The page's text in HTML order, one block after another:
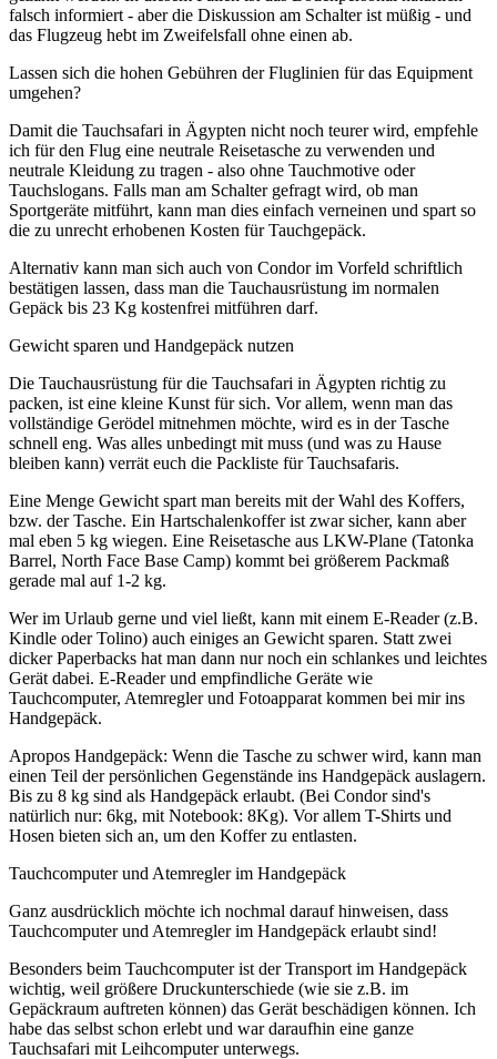
falsch informiert - aber die Diskussion am Schalter ist müßig - und
das Flugzeug hebt im Zweifelsfall ohne einen ab.
Lassen sich die hohen Gebühren der Fluglinien für das Equipment
umgehen?
Damit die Tauchsafari in Ägypten nicht noch teurer wird, empfehle
ich für den Flug eine neutrale Reisetasche zu verwenden und
neutrale Kleidung zu tragen - also ohne Tauchmotive oder
Tauchslogans. Falls man am Schalter gefragt wird, ob man
Sportgeräte mitführt, kann man dies einfach verneinen und spart so
die zu unrecht erhobenen Kosten für Tauchgepäck.
Alternativ kann man sich auch von Condor im Vorfeld schriftlich
bestätigen lassen, dass man die Tauchausrüstung im normalen
Gepäck bis 23 Kg kostenfrei mitführen darf.
Gewicht sparen und Handgepäck nutzen
Die Tauchausrüstung für die Tauchsafari in Ägypten richtig zu
packen, ist eine kleine Kunst für sich. Vor allem, wenn man das
vollständige Gerödel mitnehmen möchte, wird es in der Tasche
schnell eng. Was alles unbedingt mit muss (und was zu Hause
bleiben kann) verrät euch die Packliste für Tauchsafaris.
Eine Menge Gewicht spart man bereits mit der Wahl des Koffers,
bzw. der Tasche. Ein Hartschalenkoffer ist zwar sicher, kann aber
mal eben 5 kg wiegen. Eine Reisetasche aus LKW-Plane (Tatonka
Barrel, North Face Base Camp) kommt bei größerem Packmaß
gerade mal auf 1-2 kg.
Wer im Urlaub gerne und viel ließt, kann mit einem E-Reader (z.B.
Kindle oder Tolino) auch einiges an Gewicht sparen. Statt zwei
dicker Paperbacks hat man dann nur noch ein schlankes und leichtes
Gerät dabei. E-Reader und empfindliche Geräte wie
Tauchcomputer, Atemregler und Fotoapparat kommen bei mir ins
Handgepäck.
Apropos Handgepäck: Wenn die Tasche zu schwer wird, kann man
einen Teil der persönlichen Gegenstände ins Handgepäck auslagern.
Bis zu 8 kg sind als Handgepäck erlaubt. (Bei Condor sind's
natürlich nur: 6kg, mit Notebook: 8Kg). Vor allem T-Shirts und
Hosen bieten sich an, um den Koffer zu entlasten.
Tauchcomputer und Atemregler im Handgepäck
Ganz ausdrücklich möchte ich nochmal darauf hinweisen, dass
Tauchcomputer und Atemregler im Handgepäck erlaubt sind!
Besonders beim Tauchcomputer ist der Transport im Handgepäck
wichtig, weil größere Druckunterschiede (wie sie z.B. im
Gepäckraum auftreten können) das Gerät beschädigen können. Ich
habe das selbst schon erlebt und war daraufhin eine ganze
Tauchsafari mit Leihcomputer unterwegs.